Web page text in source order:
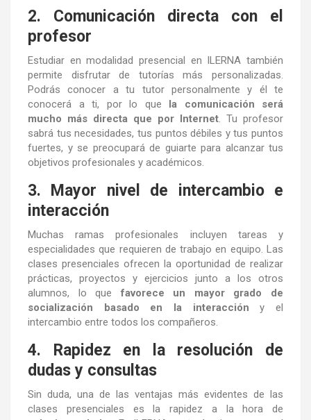
2. Comunicación directa con el
profesor
Estudiar en modalidad presencial en ILERNA también
permite disfrutar de tutorías más personalizadas.
Podrás conocer a tu tutor personalmente y él te
conocerá a ti, por lo que la comunicación será
mucho más directa que por Internet. Tu profesor
sabrá tus necesidades, tus puntos débiles y tus puntos
fuertes, y se preocupará de guiarte para alcanzar tus
objetivos profesionales y académicos.
3. Mayor nivel de intercambio e
interacción
Muchas ramas profesionales incluyen tareas y
especialidades que requieren de trabajo en equipo. Las
clases presenciales ofrecen la oportunidad de realizar
prácticas, proyectos y ejercicios junto a los otros
alumnos, lo quefavorece un mayor grado de
socialización basado en la interacción y el
intercambio entre todos los compañeros.
4. Rapidez en la resolución de
dudas y consultas
Sin duda, una de las ventajas más evidentes de las
clases presenciales es la rapidez a la hora de